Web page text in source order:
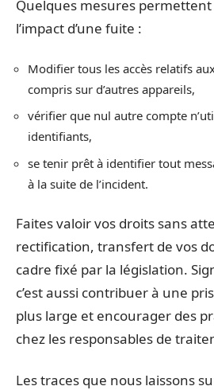
Quelques mesures
l’impact d’une fuite :
Modifier tous les accès relatifs
compris sur d’autres appareils,
vérifier que nul autre compte
identifiants,
se tenir prêt à identifier tout
à la suite de l’incident.
Faites valoir vos droits sans
rectification, transfert de vos
cadre fixé par la législation.
c’est aussi contribuer à une
plus large et encourager des
chez les responsables de
Les traces que nous laissons